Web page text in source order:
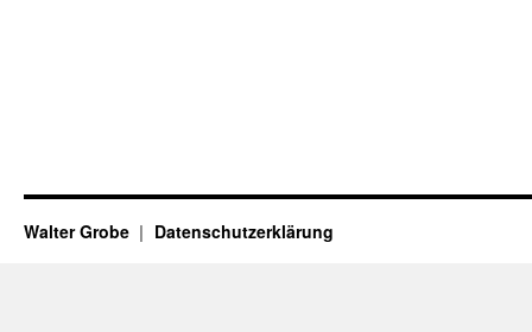
Walter Grobe Datenschutzerklärung